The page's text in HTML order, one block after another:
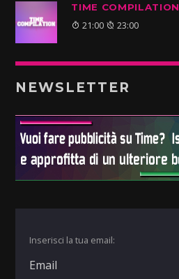
TIME COMPILATION
21:00 23:00
NEWSLETTER
Inserisci la tua email: